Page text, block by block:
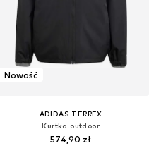
Nowość
ADIDAS TERREX
Kurtka outdoor
574,90 zł